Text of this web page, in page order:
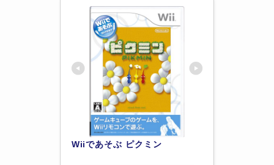
Wiiであそぶ ピクミン